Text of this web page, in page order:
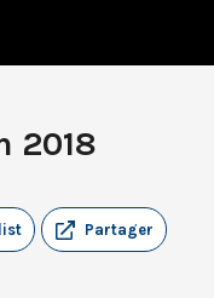
2018
Partager